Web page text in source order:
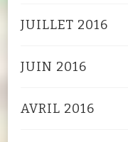
JUILLET 2016
JUIN 2016
AVRIL 2016